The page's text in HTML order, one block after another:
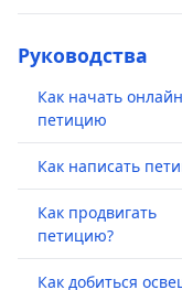
Руководства
Как начать
петицию
Как написать
Как продвигать
петицию?
Как добиться